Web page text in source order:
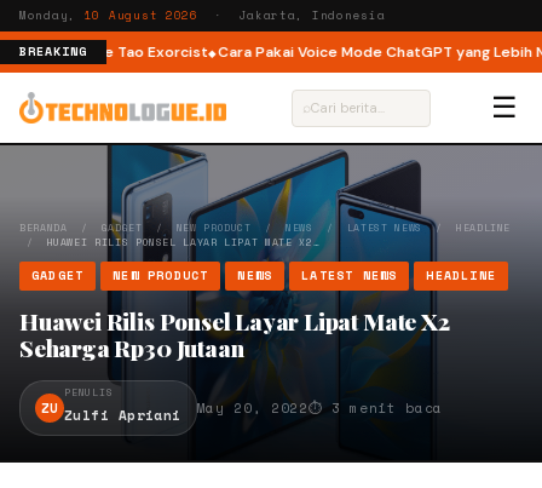
Monday, 10 August 2026 · Jakarta, Indonesia
BREAKING
hingga The Tao Exorcist Cara Pakai Voice Mode ChatGPT yang Lebih
⌕ ☰
BERANDA / GADGET / NEW PRODUCT /NEWS / LATEST NEWS/ HEADLINE
/ HUAWEI RILIS PONSEL LAYAR LIPAT MATE X2…
GADGET NEW PRODUCT NEWS LATEST NEWS HEADLINE
Huawei Rilis Ponsel Layar Lipat Mate X2
Seharga Rp30 Jutaan
ZU
PENULIS
Zulfi Apriani May 20, 2022⏱ 3 menit baca